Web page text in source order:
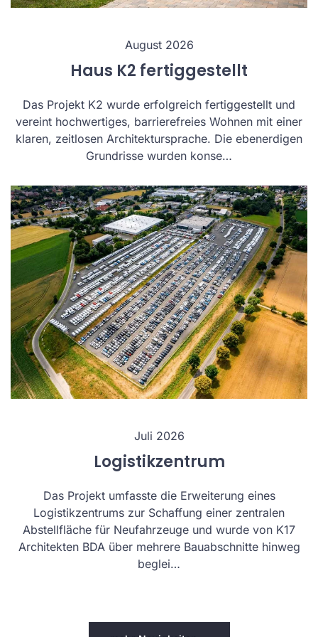
August 2026
Haus K2 fertiggestellt
Das Projekt K2 wurde erfolgreich fertiggestellt und
vereint hochwertiges, barrierefreies Wohnen mit einer
klaren, zeitlosen Architektursprache. Die ebenerdigen
Grundrisse wurden konse…
Juli 2026
Logistikzentrum
Das Projekt umfasste die Erweiterung eines
Logistikzentrums zur Schaffung einer zentralen
Abstellfläche für Neufahrzeuge und wurde von K17
Architekten BDA über mehrere Bauabschnitte hinweg
beglei…